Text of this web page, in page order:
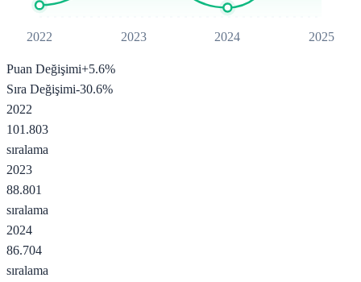
2022 2023 2024 2025
Puan Değişimi+5.6%
Sıra Değişimi-30.6%
2022
101.803
sıralama
2023
88.801
sıralama
2024
86.704
sıralama